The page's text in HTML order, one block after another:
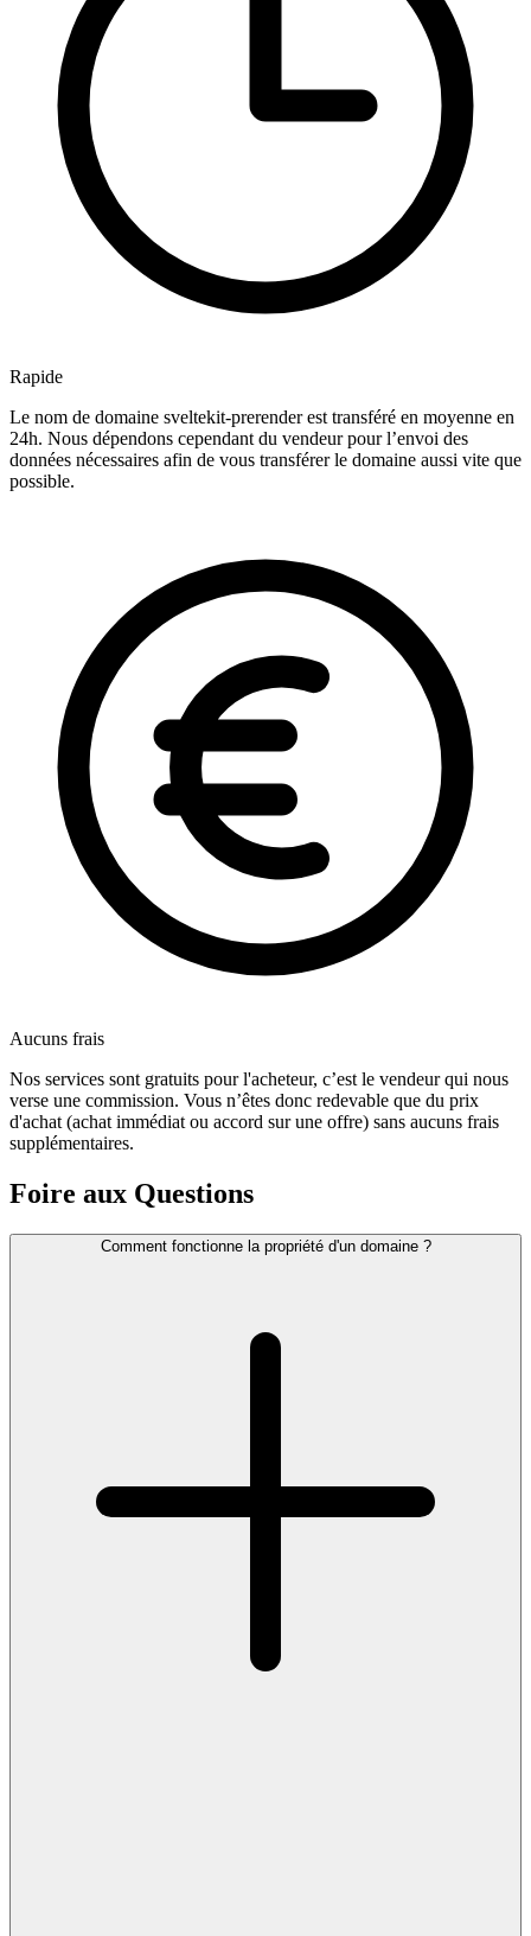
Rapide
Le nom de domaine sveltekit-prerender est transféré en moyenne en
24h. Nous dépendons cependant du vendeur pour l’envoi des
données nécessaires afin de vous transférer le domaine aussi vite que
possible.
Aucuns frais
Nos services sont gratuits pour l'acheteur, c’est le vendeur qui nous
verse une commission. Vous n’êtes donc redevable que du prix
d'achat (achat immédiat ou accord sur une offre) sans aucuns frais
supplémentaires.
Foire aux Questions
Comment fonctionne la propriété d'un domaine ?